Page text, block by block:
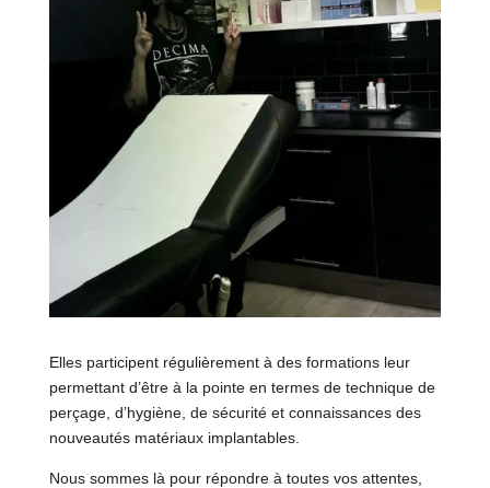
Elles participent régulièrement à des formations leur
permettant d’être à la pointe en termes de technique de
perçage, d’hygiène, de sécurité et connaissances des
nouveautés matériaux implantables.
Nous sommes là pour répondre à toutes vos attentes,